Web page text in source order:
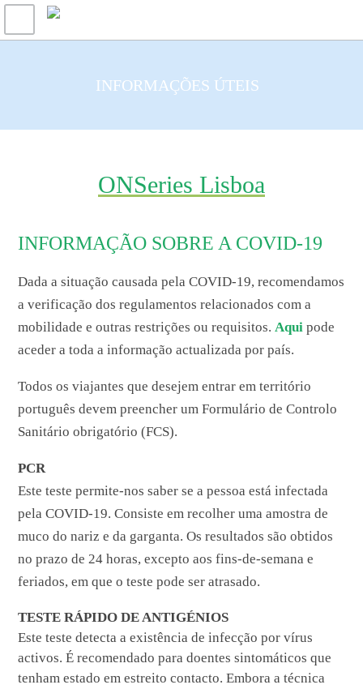
INFORMAÇÕES ÚTEIS
ONSeries Lisboa
INFORMAÇÃO SOBRE A COVID-19
Dada a situação causada pela COVID-19, recomendamos
a verificação dos regulamentos relacionados com a
mobilidade e outras restrições ou requisitos.Aqui pode
aceder a toda a informação actualizada por país.
Todos os viajantes que desejem entrar em território
português devem preencher um Formulário de Controlo
Sanitário obrigatório (FCS).
PCR
Este teste permite-nos saber se a pessoa está infectada
pela COVID-19. Consiste em recolher uma amostra de
muco do nariz e da garganta. Os resultados são obtidos
no prazo de 24 horas, excepto aos fins-de-semana e
feriados, em que o teste pode ser atrasado.
TESTE RÁPIDO DE ANTIGÉNIOS
Este teste detecta a existência de infecção por vírus
activos. É recomendado para doentes sintomáticos que
tenham estado em estreito contacto. Embora a técnica